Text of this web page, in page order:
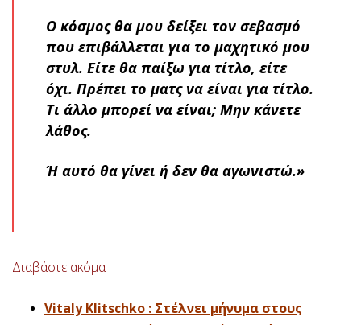
Ο κόσμος θα μου δείξει τον σεβασμό
που επιβάλλεται για το μαχητικό μου
στυλ. Είτε θα παίξω για τίτλο, είτε
όχι. Πρέπει το ματς να είναι για τίτλο.
Τι άλλο μπορεί να είναι; Μην κάνετε
λάθος.
Ή αυτό θα γίνει ή δεν θα αγωνιστώ.»
Διαβάστε ακόμα :
Vitaly Klitschko : Στέλνει μήνυμα στους